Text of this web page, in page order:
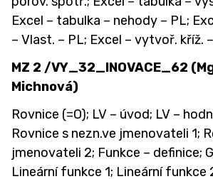
Excel – tabulka – nehody – PL;
– Vlast. – PL; Excel – vytvoř. kříž.
MZ 2 /VY_32_INOVACE_62
Michnová)
Rovnice (=O); LV – úvod; LV –
Rovnice s nezn.ve jmenovateli 1;
jmenovateli 2; Funkce – definice;
Lineární funkce 1; Lineární funkce